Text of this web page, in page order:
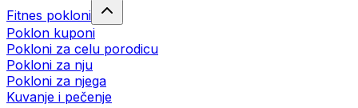
Fitnes pokloni
Poklon kuponi
Pokloni za celu porodicu
Pokloni za nju
Pokloni za njega
Kuvanje i pečenje